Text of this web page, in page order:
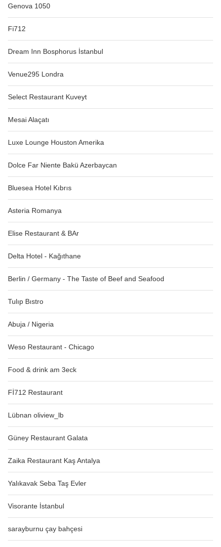
Genova 1050
Fi712
Dream Inn Bosphorus İstanbul
Venue295 Londra
Select Restaurant Kuveyt
Mesai Alaçatı
Luxe Lounge Houston Amerika
Dolce Far Niente Bakü Azerbaycan
Bluesea Hotel Kıbrıs
Asteria Romanya
Elise Restaurant & BAr
Delta Hotel - Kağıthane
Berlin / Germany - The Taste of Beef and Seafood
Tulıp Bıstro
Abuja / Nigeria
Weso Restaurant - Chicago
Food & drink am 3eck
Fİ712 Restaurant
Lübnan oliview_lb
Güney Restaurant Galata
Zaika Restaurant Kaş Antalya
Yalıkavak Seba Taş Evler
Visorante İstanbul
sarayburnu çay bahçesi